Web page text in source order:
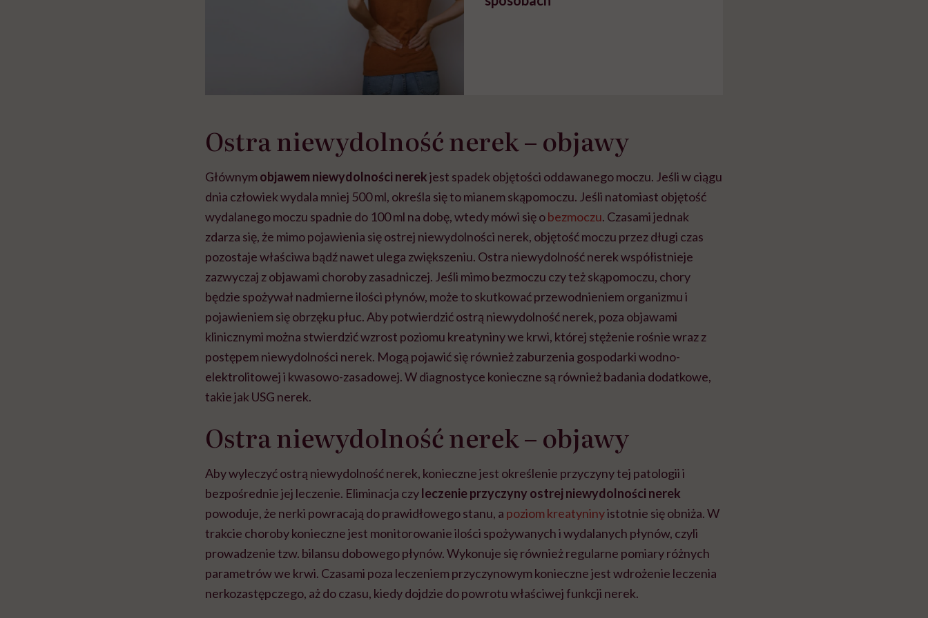
Ostra niewydolność nerek – objawy
Głównymobjawem niewydolności nerekjest spadek objętości oddawanego moczu. Jeśli w ciągu
dnia człowiek wydala mniej 500 ml, określa się to mianem skąpomoczu. Jeśli natomiast objętość
wydalanego moczu spadnie do 100 ml na dobę, wtedy mówi się obezmoczu. Czasami jednak
zdarza się, że mimo pojawienia się ostrej niewydolności nerek, objętość moczu przez długi czas
pozostaje właściwa bądź nawet ulega zwiększeniu. Ostra niewydolność nerek współistnieje
zazwyczaj z objawami choroby zasadniczej. Jeśli mimo bezmoczu czy też skąpomoczu, chory
będzie spożywał nadmierne ilości płynów, może to skutkować przewodnieniem organizmu i
pojawieniem się obrzęku płuc.Aby potwierdzić ostrą niewydolność nerek, poza objawami
klinicznymi można stwierdzić wzrost poziomu kreatyniny we krwi, której stężenie rośnie wraz z
postępem niewydolności nerek. Mogą pojawić się również zaburzenia gospodarki wodno-
elektrolitowej i kwasowo-zasadowej. W diagnostyce konieczne są również badania dodatkowe,
takie jak USG nerek.
Ostra niewydolność nerek – objawy
Aby wyleczyć ostrą niewydolność nerek, konieczne jest określenie przyczyny tej patologii i
bezpośrednie jej leczenie. Eliminacja czyleczenie przyczyny ostrej niewydolności nerek
powoduje, że nerki powracają do prawidłowego stanu, a poziom kreatyninyistotnie się obniża. W
trakcie choroby konieczne jest monitorowanie ilości spożywanych i wydalanych płynów, czyli
prowadzenie tzw. bilansu dobowego płynów. Wykonuje się również regularne pomiary różnych
parametrów we krwi. Czasami poza leczeniem przyczynowym konieczne jest wdrożenie leczenia
nerkozastępczego, aż do czasu, kiedy dojdzie do powrotu właściwej funkcji nerek.